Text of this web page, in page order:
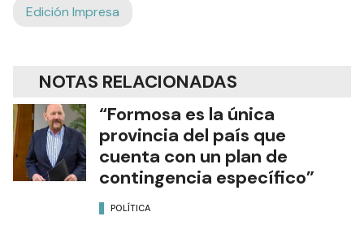
Edición Impresa
NOTAS RELACIONADAS
“Formosa es la única
provincia del país que
cuenta con un plan de
contingencia específico”
POLÍTICA